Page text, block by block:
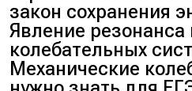
закон сохранения
Явление резонанса
колебательных
Механические